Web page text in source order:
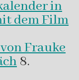
in
dem Film
Frauke
8.